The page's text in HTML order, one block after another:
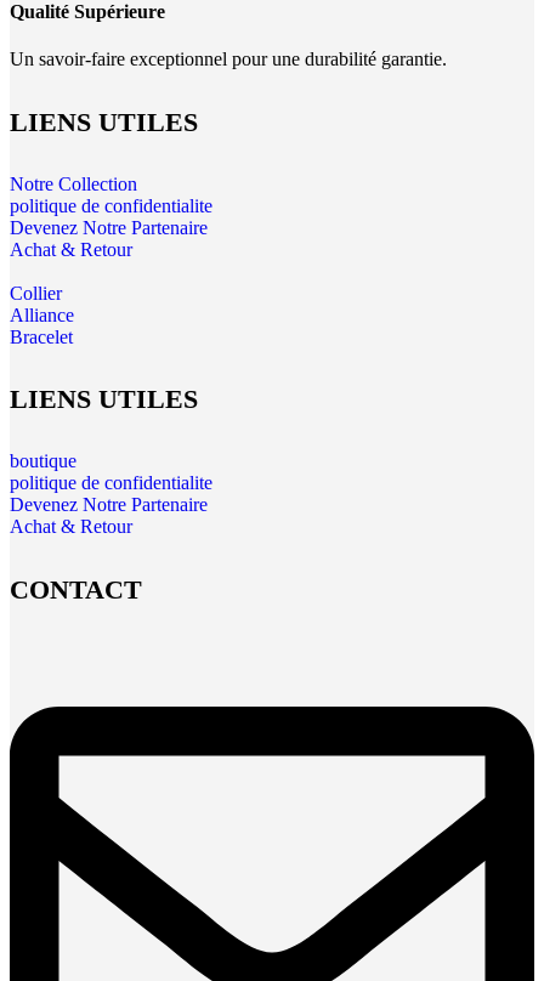
Qualité Supérieure
Un savoir-faire exceptionnel pour une durabilité garantie.
LIENS UTILES
Notre Collection
politique de confidentialite
Devenez Notre Partenaire
Achat & Retour
Collier
Alliance
Bracelet
LIENS UTILES
boutique
politique de confidentialite
Devenez Notre Partenaire
Achat & Retour
CONTACT